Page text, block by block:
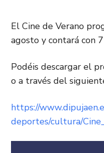
El Cine de Verano
agosto y contará con
Podéis descargar el
o a través del
https://
deportes/cultura/